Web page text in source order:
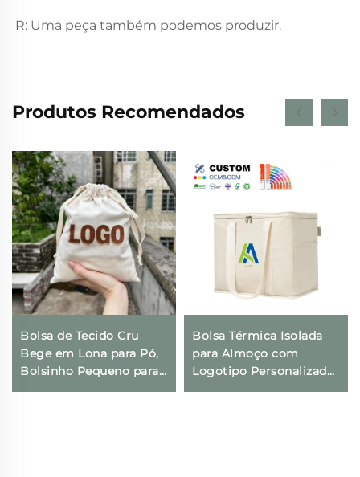
R: Uma peça também podemos produzir.
Produtos Recomendados
Bolsa de Tecido Cru
Bege em Lona para Pó,
Bolsinho Pequeno para
Presentes com
Bolsa Térmica Isolada
para Almoço com
Logotipo Personalizado,
Térmica, Dobrável, para